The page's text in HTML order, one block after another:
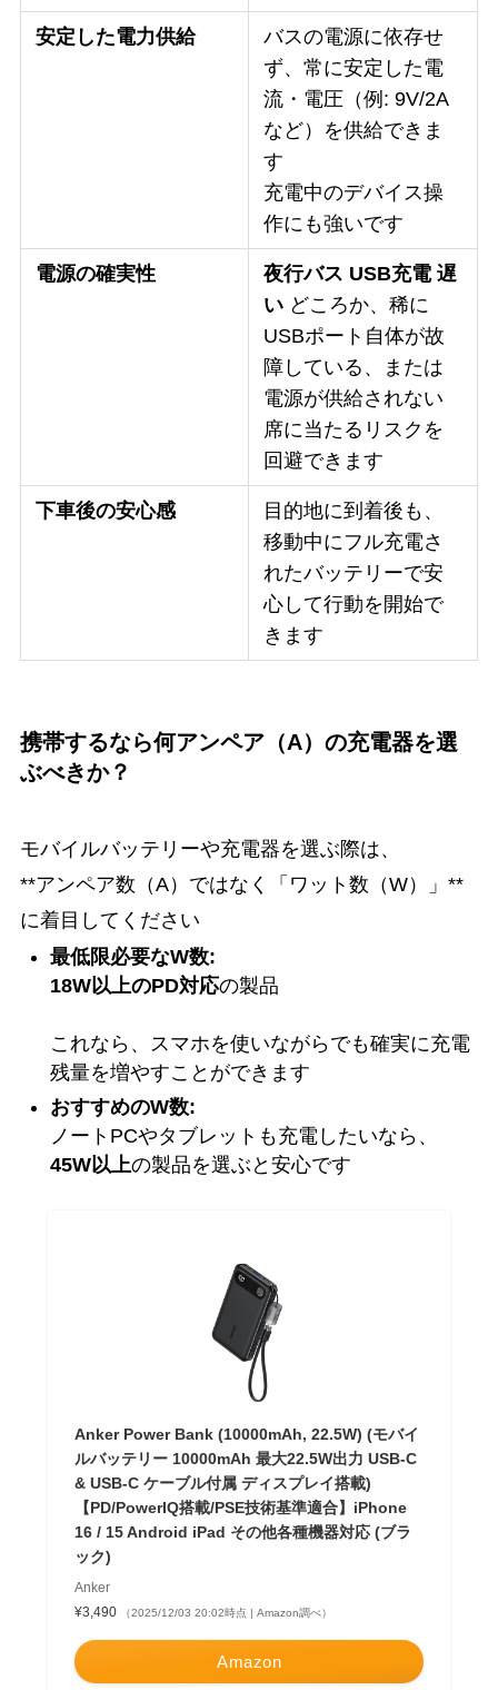
安定した電力供給
バスの電源に依存せ
ず、常に安定した電
流・電圧（例: 9V/2A
など）を供給できま
す
充電中のデバイス操
作にも強いです
電源の確実性
夜行バス USB充電 遅
い どころか、稀に
USBポート自体が故
障している、または
電源が供給されない
席に当たるリスクを
回避できます
下車後の安心感
目的地に到着後も、
移動中にフル充電さ
れたバッテリーで安
心して行動を開始で
きます
携帯するなら何アンペア（A）の充電器を選
ぶべきか？
モバイルバッテリーや充電器を選ぶ際は、
**アンペア数（A）ではなく「ワット数（W）」**
に着目してください
最低限必要なW数:
18W以上のPD対応の製品
これなら、スマホを使いながらでも確実に充電
残量を増やすことができます
おすすめのW数:
ノートPCやタブレットも充電したいなら、
45W以上の製品を選ぶと安心です
Anker Power Bank (10000mAh, 22.5W) (モバイ
ルバッテリー 10000mAh 最大22.5W出力 USB-C
& USB-C ケーブル付属 ディスプレイ搭載)
【PD/PowerIQ搭載/PSE技術基準適合】iPhone
16 / 15 Android iPad その他各種機器対応 (ブラ
ック)
Anker
¥3,490
（2025/12/03 20:02時点 | Amazon調べ）
Amazon